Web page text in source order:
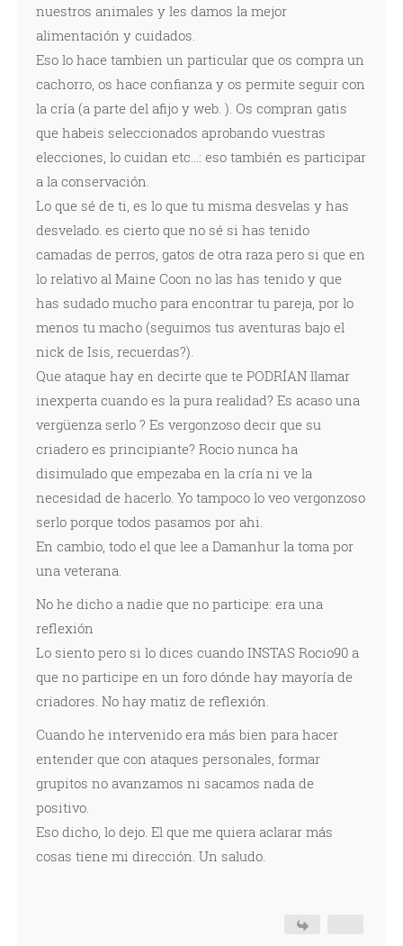
nuestros animales y les damos la mejor
alimentación y cuidados.
Eso lo hace tambien un particular que os compra un
cachorro, os hace confianza y os permite seguir con
la cría (a parte del afijo y web. ). Os compran gatis
que habeis seleccionados aprobando vuestras
elecciones, lo cuidan etc...: eso también es participar
a la conservación.
Lo que sé de ti, es lo que tu misma desvelas y has
desvelado. es cierto que no sé si has tenido
camadas de perros, gatos de otra raza pero si que en
lo relativo al Maine Coon no las has tenido y que
has sudado mucho para encontrar tu pareja, por lo
menos tu macho (seguimos tus aventuras bajo el
nick de Isis, recuerdas?).
Que ataque hay en decirte que te PODRÍAN llamar
inexperta cuando es la pura realidad? Es acaso una
vergüenza serlo ? Es vergonzoso decir que su
criadero es principiante? Rocio nunca ha
disimulado que empezaba en la cría ni ve la
necesidad de hacerlo. Yo tampoco lo veo vergonzoso
serlo porque todos pasamos por ahi.
En cambio, todo el que lee a Damanhur la toma por
una veterana.
No he dicho a nadie que no participe: era una
reflexión
Lo siento pero si lo dices cuando INSTAS Rocio90 a
que no participe en un foro dónde hay mayoría de
criadores. No hay matiz de reflexión.
Cuando he intervenido era más bien para hacer
entender que con ataques personales, formar
grupitos no avanzamos ni sacamos nada de
positivo.
Eso dicho, lo dejo. El que me quiera aclarar más
cosas tiene mi dirección. Un saludo.